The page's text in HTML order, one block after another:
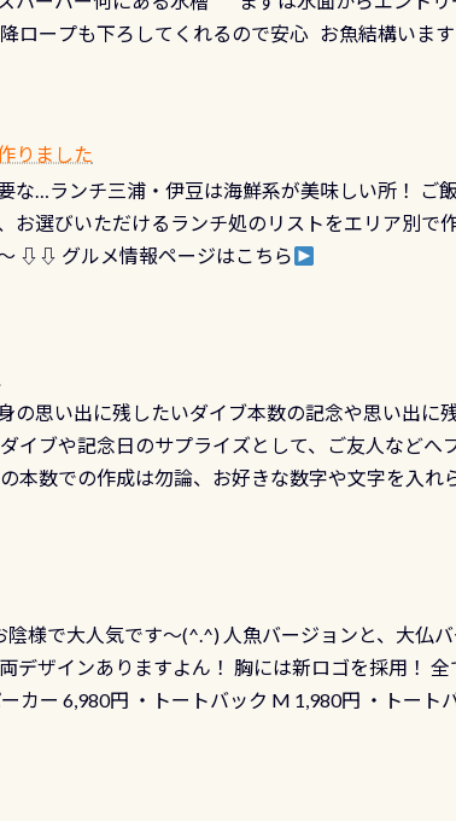
ショウウオ」です 大きなものでは体長1mを超え
はかなりの確立で見ることが出来ます特別天然記
の認定でも、2027年1月以降に発行されるカード
ングを始めるきっかけは人それぞれ。でも、「
60周年限定企画です。コースを修了されたら、ぜ
チャンス 受講したPADIダイブセンター／リゾー
ロープも下ろしてくれるので安心 お魚結構いま
側の窓からも見ることが出来るので、付き添い
しめます是非ご参加ください！ 写真撮影の練習
等、詳しくは 詳細はこちら
りました
な…ランチ三浦・伊豆は海鮮系が美味しい所！
お選びいただけるランチ処のリストをエリア別で
⇩⇩ グルメ情報ページはこちら
の思い出に残したいダイブ本数の記念や思い出に
イブや記念日のサプライズとして、ご友人など
本数での作成は勿論、お好きな数字や文字を入
陰様で大人気です～(^.^) 人魚バージョンと、大仏
デザインありますよん！ 胸には新ロゴを採用！
カー 6,980円 ・トートバック M 1,980円 ・トート